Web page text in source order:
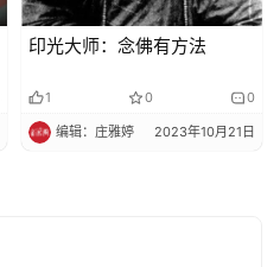
印光大师：念佛有方法
1 0 0
编辑：庄雅婷 2023年10月21日